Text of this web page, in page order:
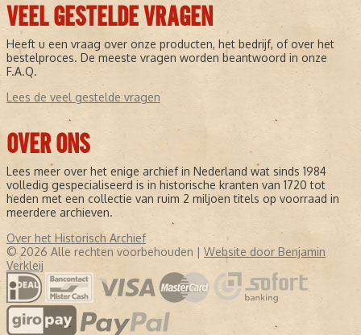
VEEL GESTELDE VRAGEN
Heeft u een vraag over onze producten, het bedrijf, of over het
bestelproces. De meeste vragen worden beantwoord in onze
F.A.Q.
Lees de veel gestelde vragen
OVER ONS
Lees meer over het enige archief in Nederland wat sinds 1984
volledig gespecialiseerd is in historische kranten van 1720 tot
heden met een collectie van ruim 2 miljoen titels op voorraad in
meerdere archieven.
Over het Historisch Archief
© 2026 Alle rechten voorbehouden | Website door Benjamin
Verkleij